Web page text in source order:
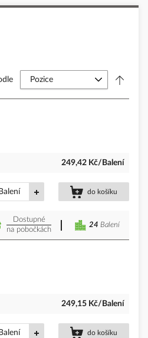
249,42 Kč/Balení
Balení do košíku
Dostupné
na pobočkách
24 Balení
249,15 Kč/Balení
Balení do košíku